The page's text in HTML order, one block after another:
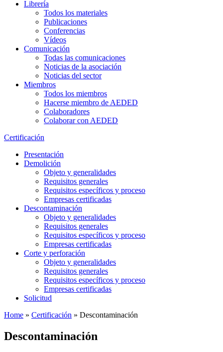
Librería
Todos los materiales
Publicaciones
Conferencias
Vídeos
Comunicación
Todas las comunicaciones
Noticias de la asociación
Noticias del sector
Miembros
Todos los miembros
Hacerse miembro de AEDED
Colaboradores
Colaborar con AEDED
Certificación
Presentación
Demolición
Objeto y generalidades
Requisitos generales
Requisitos específicos y proceso
Empresas certificadas
Descontaminación
Objeto y generalidades
Requisitos generales
Requisitos específicos y proceso
Empresas certificadas
Corte y perforación
Objeto y generalidades
Requisitos generales
Requisitos específicos y proceso
Empresas certificadas
Solicitud
Home » Certificación » Descontaminación
Descontaminación